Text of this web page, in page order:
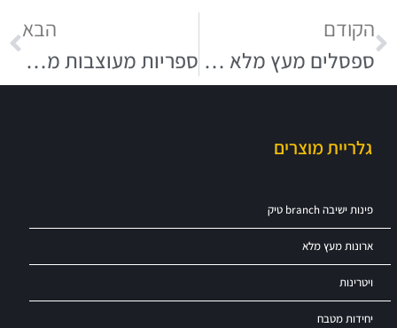
הקודם
ספסלים מעץ מלא במגוון עיבודים, צביעות וריפודים
הבא
ספריות מעוצבות מעץ מלא – חומרי ייצור מובילים, עיצובים אותנטיים
גלריית מוצרים
פינות ישיבה branch טיק
ארונות מעץ מלא
ויטרינות
יחידות מטבח